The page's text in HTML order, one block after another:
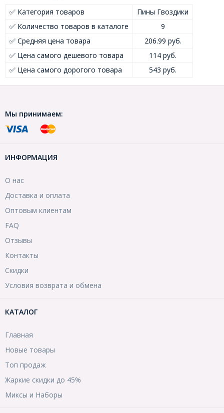
✅ Категория товаров
Пины Гвоздики
✅ Количество товаров в каталоге
9
✅ Средняя цена товара
206.99 руб.
✅ Цена самого дешевого товара
114 руб.
✅ Цена самого дорогого товара
543 руб.
Мы принимаем:
ИНФОРМАЦИЯ
О нас
Доставка и оплата
Оптовым клиентам
FAQ
Отзывы
Контакты
Скидки
Условия возврата и обмена
КАТАЛОГ
Главная
Новые товары
Топ продаж
Жаркие скидки до 45%
Миксы и Наборы